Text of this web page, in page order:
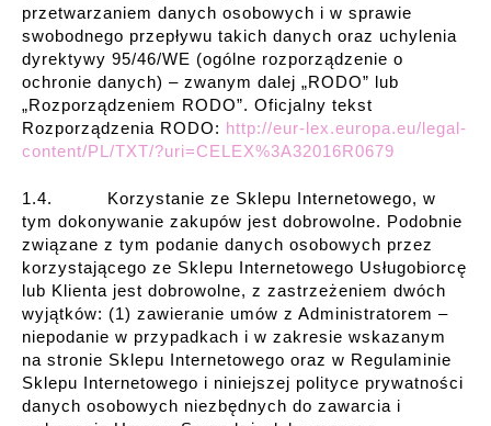
przetwarzaniem danych osobowych i w sprawie
swobodnego przepływu takich danych oraz uchylenia
dyrektywy 95/46/WE (ogólne rozporządzenie o
ochronie danych) – zwanym dalej „RODO” lub
„Rozporządzeniem RODO”. Oficjalny tekst
Rozporządzenia RODO: http://eur-lex.europa.eu/legal-
content/PL/TXT/?uri=CELEX%3A32016R0679
1.4. Korzystanie ze Sklepu Internetowego, w
tym dokonywanie zakupów jest dobrowolne. Podobnie
związane z tym podanie danych osobowych przez
korzystającego ze Sklepu Internetowego Usługobiorcę
lub Klienta jest dobrowolne, z zastrzeżeniem dwóch
wyjątków: (1) zawieranie umów z Administratorem –
niepodanie w przypadkach i w zakresie wskazanym
na stronie Sklepu Internetowego oraz w Regulaminie
Sklepu Internetowego i niniejszej polityce prywatności
danych osobowych niezbędnych do zawarcia i